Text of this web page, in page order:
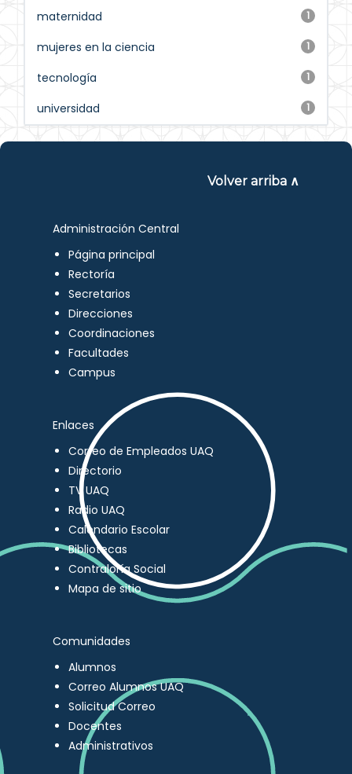
1
maternidad
1
mujeres en la ciencia
1
tecnología
1
universidad
Volver arriba ∧
Administración Central
Página principal
Rectoría
Secretarios
Direcciones
Coordinaciones
Facultades
Campus
Enlaces
Correo de Empleados UAQ
Directorio
TV UAQ
Radio UAQ
Calendario Escolar
Bibliotecas
Contraloría Social
Mapa de sitio
Comunidades
Alumnos
Correo Alumnos UAQ
Solicitud Correo
Docentes
Administrativos